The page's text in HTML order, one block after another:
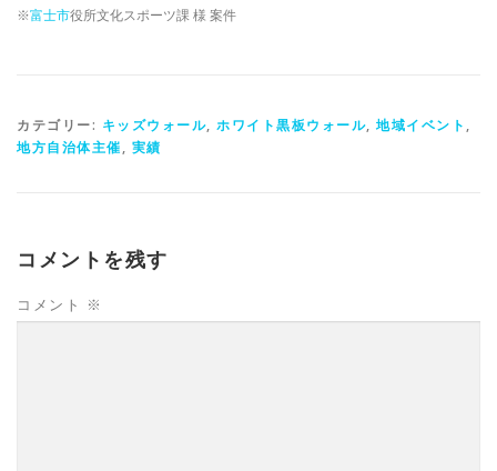
※富士市役所文化スポーツ課 様 案件
カテゴリー: キッズウォール, ホワイト黒板ウォール, 地域イベント ,
地方自治体主催, 実績
コメントを残す
コメント ※